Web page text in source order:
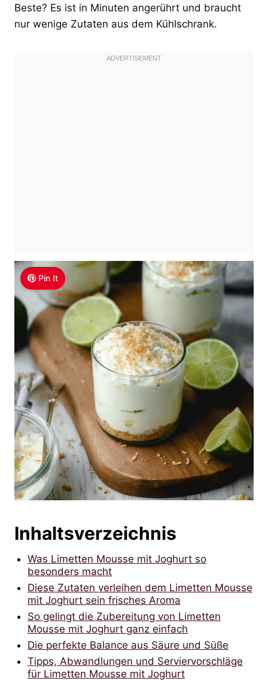
Beste? Es ist in Minuten angerührt und braucht
nur wenige Zutaten aus dem Kühlschrank.
Pin It
Inhaltsverzeichnis
Was Limetten Mousse mit Joghurt so
besonders macht
Diese Zutaten verleihen dem Limetten Mousse
mit Joghurt sein frisches Aroma
So gelingt die Zubereitung von Limetten
Mousse mit Joghurt ganz einfach
Die perfekte Balance aus Säure und Süße
Tipps, Abwandlungen und Serviervorschläge
für Limetten Mousse mit Joghurt